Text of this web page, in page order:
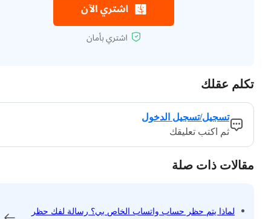
تكلم عقلك
تسجيل/تسجيل الدخول
ثم اكتب تعليقك
مقالات ذات صلة
لماذا يتم حظر حساب واتساب الخاص بي؟ رسالة لفك حظر